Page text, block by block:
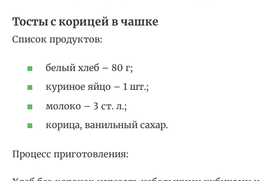
Тосты с корицей в чашке
Список продуктов:
белый хлеб – 80 г;
куриное яйцо – 1 шт.;
молоко – 3 ст. л.;
корица, ванильный сахар.
Процесс приготовления: